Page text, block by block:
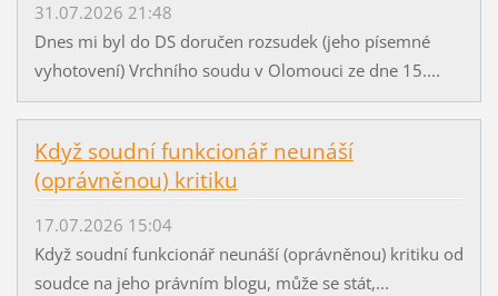
31.07.2026 21:48
Dnes mi byl do DS doručen rozsudek (jeho písemné
vyhotovení) Vrchního soudu v Olomouci ze dne 15....
Když soudní funkcionář neunáší
(oprávněnou) kritiku
17.07.2026 15:04
Když soudní funkcionář neunáší (oprávněnou) kritiku od
soudce na jeho právním blogu, může se stát,...